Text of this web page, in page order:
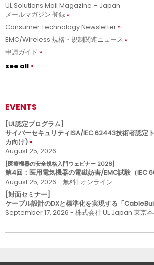
UL Solutions Mail Magazine – Japan
メールマガジン 登録
Consumer Technology Newsletter
EMC/Wireless 規格・規制関連ニュース
申請ガイド
see all
EVENTS
[UL認定プログラム]
サイバーセキュリティISA/IEC 62443技術者認定
カ向け)
August 25, 2026
[医療機器の安全規格入門ウェビナー 2026]
第4回：医用電気機器の電磁妨害/EMC試験（IEC
August 25, 2026 - 無料 | オンライン
[対面セミナー]
ケーブル設計のDXと標準化を実現する「
September 17, 2026 - 株式会社 UL Japan 東京